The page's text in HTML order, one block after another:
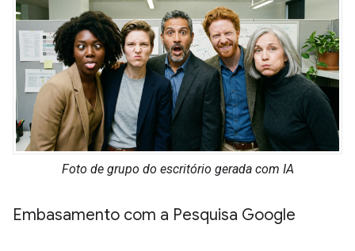
Foto de grupo do escritório gerada com IA
Embasamento com a Pesquisa Google